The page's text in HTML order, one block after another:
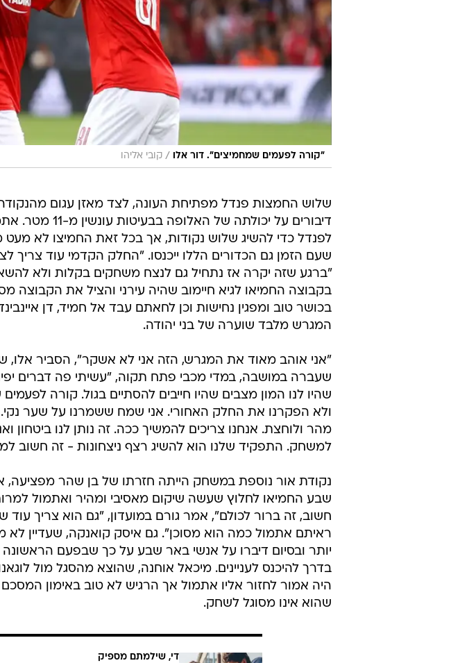
"קורה לפעמים שמחמיצים". דור אלו / קובי אליהו
שלוש החמצות פנדל מפתיחת העונה, לצד מאזן עגום
דיבורים על
לפנדל כדי להשיג שלוש נקודות, אך בכל זאת החמיצו לא מעט
שעם הזמן גם הכדורים הללו ייכנסו. "החלק הקדמי עוד צריך
"ברגע שזה יקרה אז נתחיל גם לנצח משחקים בקלות ולא
בקבוצה החמיאו לגיא חיימוב שהיה עירני והציל את הקבוצה
בכושר טוב ומפגין נחישות וכן לחאתם עבד אל חמיד, דן
המגרש מלבד שוערה של בני יהודה.
"אני אוהב מאוד את המגרש, הזה אני לא אשקר", הסביר אלו,
שעברה במושבה, במדי מכבי פתח תקוה, "עשיתי פה דברים יפים
שהיו לנו המון מצבים שהיו חייבים להסתיים בגול. קורה
ולא הפקרנו את החלק האחורי. אני שמח ששמרנו על שער
מהר ולוחצת. אנחנו צריכים להמשיך ככה. זה נותן לנו ביטחון
למשחק. התפקיד שלנו הוא להשיג רצף ניצחונות - זה חשוב
נקודת אור נוספת במשחק הייתה חזרתו של בן שהר מפציעה,
שבע החמיאו לחלוץ שעשה שיקום מאסיבי ומהיר ואתמול
חשוב, זה ברור לכולם", אמר גורם במועדון, "גם הוא צריך עוד
ראיתם אתמול כמה הוא מסוכן". גם איסק קואנקה, שעדיין
יותר ובסיום דיברו על אנשי באר שבע על כך שבפעם
בדרך להיכנס לעניינים. מיכאל אוחנה, שהוצא מהסגל מול
היה אמור לחזור אליו אתמול אך הרגיש לא טוב באימון
שהוא אינו מסוגל לשחק.
די, שילמתם מספיק